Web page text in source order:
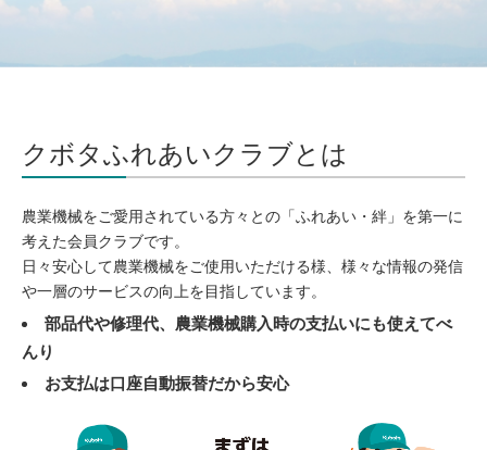
クボタふれあいクラブとは
農業機械をご愛用されている方々との「ふれあい・絆」を第一に
考えた会員クラブです。
日々安心して農業機械をご使用いただける様、様々な情報の発信
や一層のサービスの向上を目指しています。
部品代や修理代、農業機械購入時の支払いにも使えてべ
んり
お支払は口座自動振替だから安心